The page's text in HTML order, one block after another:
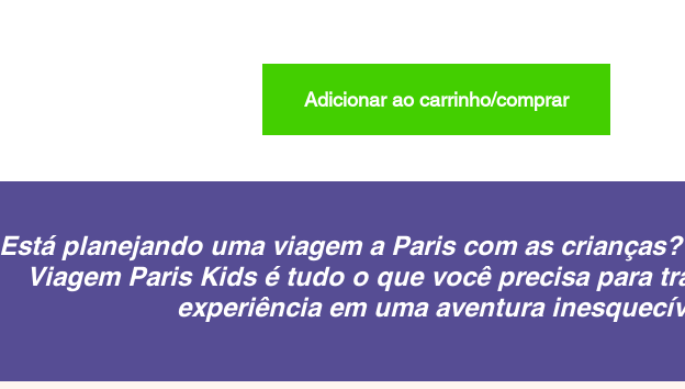
Adicionar ao carrinho/comprar
Está planejando uma viagem a Paris com as
Viagem Paris Kids é tudo o que você precisa para
experiência em uma aventura